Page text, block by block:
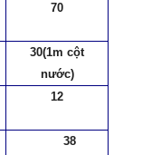
70
30(1m cột
nước)
12
38